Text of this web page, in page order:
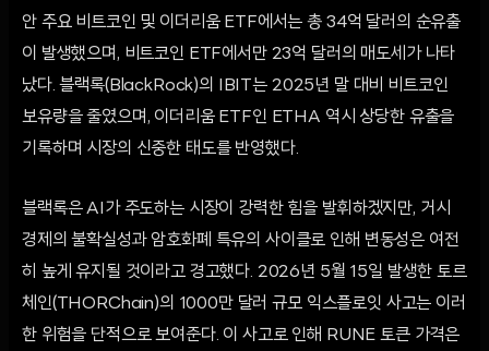
안 주요 비트코인 및 이더리움 ETF에서는 총 34억 달러의 순유출
이 발생했으며, 비트코인 ETF에서만 23억 달러의 매도세가 나타
났다. 블랙록(BlackRock)의 IBIT는 2025년 말 대비 비트코인
보유량을 줄였으며, 이더리움 ETF인 ETHA 역시 상당한 유출을
기록하며 시장의 신중한 태도를 반영했다.
블랙록은 AI가 주도하는 시장이 강력한 힘을 발휘하겠지만, 거시
경제의 불확실성과 암호화폐 특유의 사이클로 인해 변동성은 여전
히 높게 유지될 것이라고 경고했다. 2026년 5월 15일 발생한 토르
체인(THORChain)의 1000만 달러 규모 익스플로잇 사고는 이러
한 위험을 단적으로 보여준다. 이 사고로 인해 RUNE 토큰 가격은